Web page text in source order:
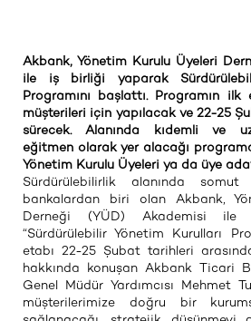
Akbank, Yönetim Kurulu Üyeleri
ile iş birliği yaparak
Programını başlattı. Programın
müşterileri için yapılacak ve 22-25
sürecek. Alanında kıdemli ve
eğitmen olarak yer alacağı
Yönetim Kurulu Üyeleri ya da üye
Sürdürülebilirlik alanında
bankalardan biri olan Akbank,
Derneği (YÜD) Akademisi
“Sürdürülebilir Yönetim Kurulları
etabı 22-25 Şubat tarihleri
hakkında konuşan Akbank Ticari
Genel Müdür Yardımcısı Mehmet
müşterilerimize doğru bir